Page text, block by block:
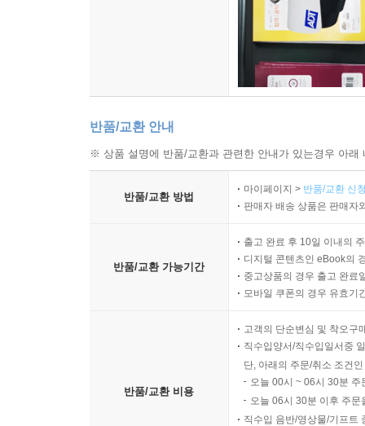
반품/교환 안내
※ 상품 설명에 반품/교환과 관련한 안내가 있는경우 아
반품/교환 방법
마이페이지 > 반품/교환 신
판매자 배송 상품은 판매자
반품/교환 가능기간
출고 완료 후 10일 이내의
디지털 콘텐츠인 eBook의
중고상품의 경우 출고 완료
모바일 쿠폰의 경우 유효기
반품/교환 비용
고객의 단순변심 및 착오구
직수입양서/직수입일서중
단, 아래의 주문/취소 조건
오늘 00시 ~ 06시 30분
오늘 06시 30분 이후 주
직수입 음반/영상물/기프트